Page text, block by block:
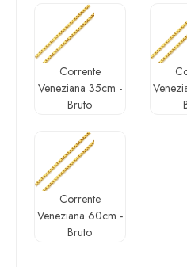
Corrente
Veneziana 35cm -
Bruto
Corrente
Veneziana 60cm -
Bruto